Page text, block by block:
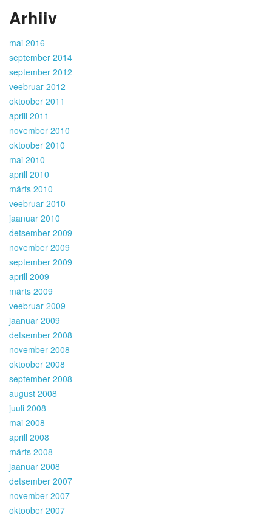
Arhiiv
mai 2016
september 2014
september 2012
veebruar 2012
oktoober 2011
aprill 2011
november 2010
oktoober 2010
mai 2010
aprill 2010
märts 2010
veebruar 2010
jaanuar 2010
detsember 2009
november 2009
september 2009
aprill 2009
märts 2009
veebruar 2009
jaanuar 2009
detsember 2008
november 2008
oktoober 2008
september 2008
august 2008
juuli 2008
mai 2008
aprill 2008
märts 2008
jaanuar 2008
detsember 2007
november 2007
oktoober 2007